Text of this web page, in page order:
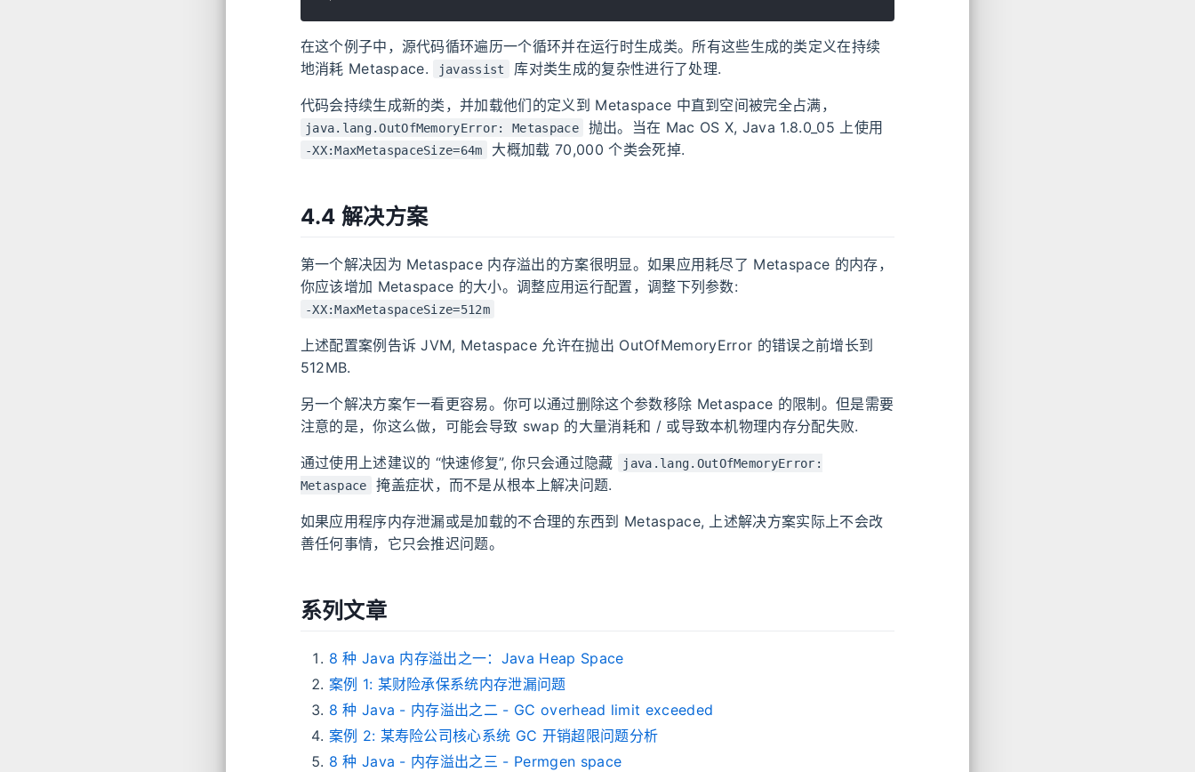
在这个例子中，源代码循环遍历一个循环并在运行时生成类。所有这些生成的类定义在持续
地消耗 Metaspace.
javassist 库对类生成的复杂性进行了处理.
代码会持续生成新的类，并加载他们的定义到 Metaspace 中直到空间被完全占满，
java.lang.OutOfMemoryError: Metaspace 抛出。当在 Mac OS X, Java 1.8.0_05 上使用
-XX:MaxMetaspaceSize=64m 大概加载 70,000 个类会死掉.
4.4 解决方案
第一个解决因为 Metaspace 内存溢出的方案很明显。如果应用耗尽了 Metaspace 的内存，
你应该增加 Metaspace 的大小。调整应用运行配置，调整下列参数:
-XX:MaxMetaspaceSize=512m
上述配置案例告诉 JVM, Metaspace 允许在抛出 OutOfMemoryError 的错误之前增长到
512MB.
另一个解决方案乍一看更容易。你可以通过删除这个参数移除 Metaspace 的限制。但是需要
注意的是，你这么做，可能会导致 swap 的大量消耗和 / 或导致本机物理内存分配失败.
通过使用上述建议的 “快速修复”, 你只会通过隐藏
java.lang.OutOfMemoryError:
Metaspace
掩盖症状，而不是从根本上解决问题.
如果应用程序内存泄漏或是加载的不合理的东西到 Metaspace, 上述解决方案实际上不会改
善任何事情，它只会推迟问题。
系列文章
8 种 Java 内存溢出之一：Java Heap Space
案例 1: 某财险承保系统内存泄漏问题
8 种 Java - 内存溢出之二 - GC overhead limit exceeded
案例 2: 某寿险公司核心系统 GC 开销超限问题分析
8 种 Java - 内存溢出之三 - Permgen space